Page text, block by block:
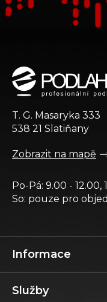
Informace
Služby
T. G. Masaryka 333
538 21 Slatiňany
Zobrazit na mapě
Po-Pá: 9.00 - 12.00,
So: pouze pro